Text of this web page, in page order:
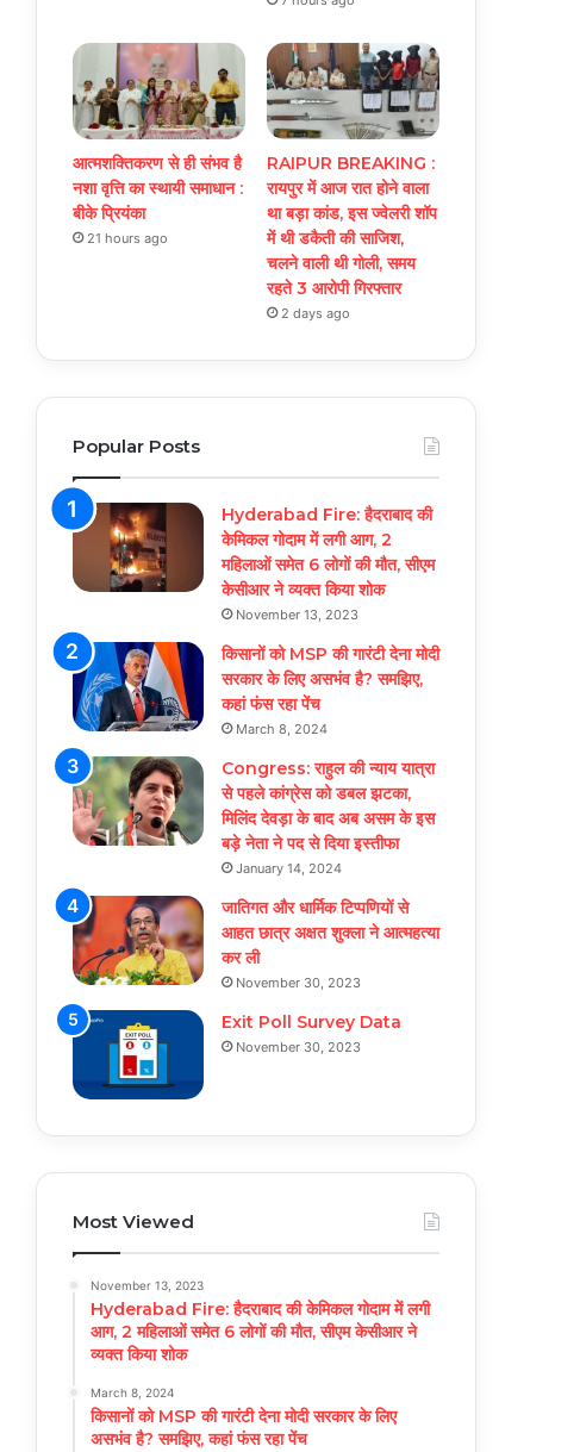
आत्मशक्तिकरण से ही संभव है
नशा वृत्ति का स्थायी समाधान :
बीके प्रियंका
21 hours ago
RAIPUR BREAKING :
रायपुर में आज रात होने वाला
था बड़ा कांड, इस ज्वेलरी शॉप
में थी डकैती की साजिश,
चलने वाली थी गोली, समय
रहते 3 आरोपी गिरफ्तार
2 days ago
Popular Posts
Hyderabad Fire: हैदराबाद की
केमिकल गोदाम में लगी आग, 2
महिलाओं समेत 6 लोगों की मौत, सीएम
केसीआर ने व्यक्त किया शोक
November 13, 2023
किसानों को MSP की गारंटी देना मोदी
सरकार के लिए असभंव है? समझिए,
कहां फंस रहा पेंच
March 8, 2024
Congress: राहुल की न्याय यात्रा
से पहले कांग्रेस को डबल झटका,
मिलिंद देवड़ा के बाद अब असम के इस
बड़े नेता ने पद से दिया इस्तीफा
January 14, 2024
जातिगत और धार्मिक टिप्पणियों से
आहत छात्र अक्षत शुक्ला ने आत्महत्या
कर ली
November 30, 2023
Exit Poll Survey Data
November 30, 2023
Most Viewed
November 13, 2023
Hyderabad Fire: हैदराबाद की केमिकल गोदाम में लगी
आग, 2 महिलाओं समेत 6 लोगों की मौत, सीएम केसीआर ने
व्यक्त किया शोक
March 8, 2024
किसानों को MSP की गारंटी देना मोदी सरकार के लिए
असभंव है? समझिए, कहां फंस रहा पेंच